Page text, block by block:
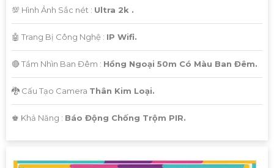
💯 Hình Ảnh Sắc nét : Ultra 2k .
🤖️ Trang Bị Công Nghệ : IP Wifi.
🔴 Tầm Nhìn Ban Đêm : Hồng Ngoại 50m Có Màu Ban Đêm.
🐉️ Cấu Tạo Camera Thân Kim Loại.
️♚ Khả Năng : Báo Động Chống Trộm PIR.